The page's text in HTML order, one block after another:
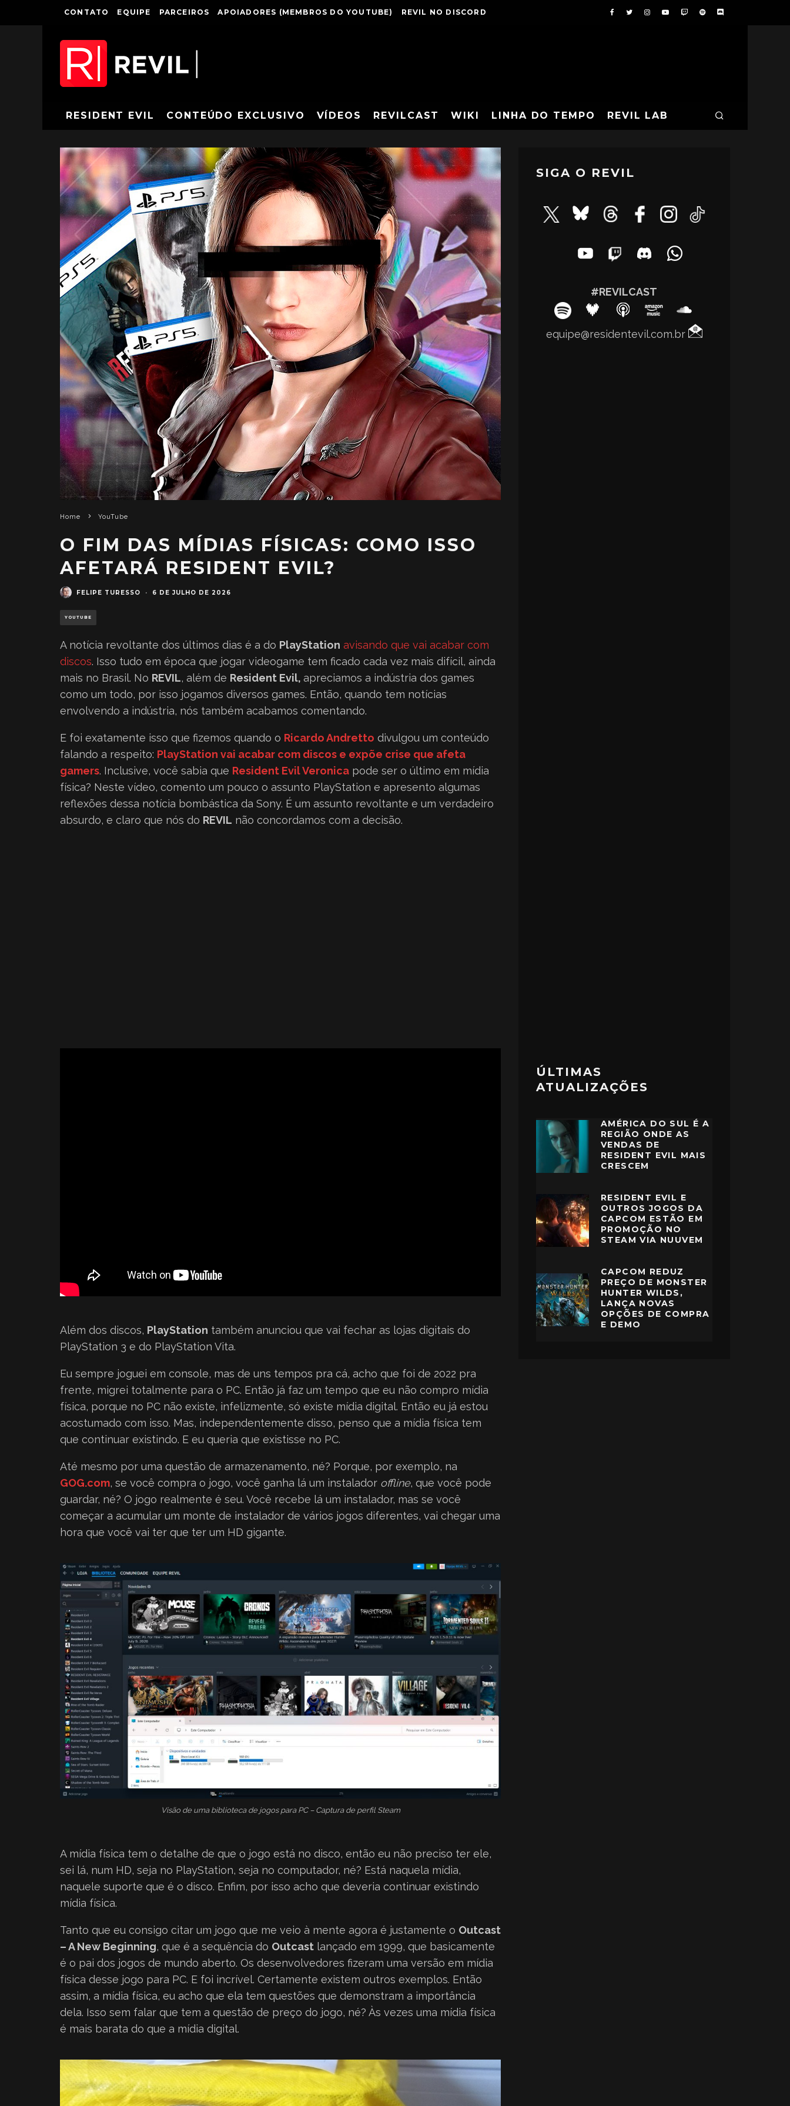
CONTATO EQUIPE PARCEIROS APOIADORES (MEMBROS DO YOUTUBE) REVIL NO DISCORD
RESIDENT EVIL CONTEÚDO EXCLUSIVO VÍDEOS REVILCAST WIKI LINHA DO TEMPO REVIL LAB
Home YouTube
O FIM DAS MÍDIAS FÍSICAS: COMO ISSO
AFETARÁ RESIDENT EVIL?
FELIPE TURESSO · 6 DE JULHO DE 2026
YOUTUBE
A notícia revoltante dos últimos dias é a do PlayStation avisando que vai acabar com
discos. Isso tudo em época que jogar videogame tem ficado cada vez mais difícil, ainda
mais no Brasil. No REVIL, além de Resident Evil, apreciamos a indústria dos games
como um todo, por isso jogamos diversos games. Então, quando tem notícias
envolvendo a indústria, nós também acabamos comentando.
E foi exatamente isso que fizemos quando o Ricardo Andretto divulgou um conteúdo
falando a respeito: PlayStation vai acabar com discos e expõe crise que afeta
gamers. Inclusive, você sabia que Resident Evil Veronica pode ser o último em mídia
física? Neste vídeo, comento um pouco o assunto PlayStation e apresento algumas
reflexões dessa notícia bombástica da Sony. É um assunto revoltante e um verdadeiro
absurdo, e claro que nós do REVIL não concordamos com a decisão.
Além dos discos, PlayStation também anunciou que vai fechar as lojas digitais do
PlayStation 3 e do PlayStation Vita.
Eu sempre joguei em console, mas de uns tempos pra cá, acho que foi de 2022 pra
frente, migrei totalmente para o PC. Então já faz um tempo que eu não compro mídia
física, porque no PC não existe, infelizmente, só existe mídia digital. Então eu já estou
acostumado com isso. Mas, independentemente disso, penso que a mídia física tem
que continuar existindo. E eu queria que existisse no PC.
Até mesmo por uma questão de armazenamento, né? Porque, por exemplo, na
GOG.com, se você compra o jogo, você ganha lá um instalador offline, que você pode
guardar, né? O jogo realmente é seu. Você recebe lá um instalador, mas se você
começar a acumular um monte de instalador de vários jogos diferentes, vai chegar uma
hora que você vai ter que ter um HD gigante.
Visão de uma biblioteca de jogos para PC – Captura de perfil Steam
A mídia física tem o detalhe de que o jogo está no disco, então eu não preciso ter ele,
sei lá, num HD, seja no PlayStation, seja no computador, né? Está naquela mídia,
naquele suporte que é o disco. Enfim, por isso acho que deveria continuar existindo
mídia física.
Tanto que eu consigo citar um jogo que me veio à mente agora é justamente o Outcast
– A New Beginning, que é a sequência do Outcast lançado em 1999, que basicamente
é o pai dos jogos de mundo aberto. Os desenvolvedores fizeram uma versão em mídia
física desse jogo para PC. E foi incrível. Certamente existem outros exemplos. Então
assim, a mídia física, eu acho que ela tem questões que demonstram a importância
dela. Isso sem falar que tem a questão de preço do jogo, né? Às vezes uma mídia física
é mais barata do que a mídia digital.
SIGA O REVIL
#REVILCAST
equipe@residentevil.com.br
ÚLTIMAS
ATUALIZAÇÕES
AMÉRICA DO SUL É A
REGIÃO ONDE AS
VENDAS DE
RESIDENT EVIL MAIS
CRESCEM
RESIDENT EVIL E
OUTROS JOGOS DA
CAPCOM ESTÃO EM
PROMOÇÃO NO
STEAM VIA NUUVEM
CAPCOM REDUZ
PREÇO DE MONSTER
HUNTER WILDS,
LANÇA NOVAS
OPÇÕES DE COMPRA
E DEMO